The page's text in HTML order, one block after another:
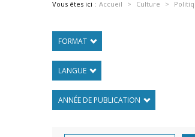
Vous êtes ici : Accueil Culture
FORMAT
LANGUE
ANNÉE DE PUBLICATION